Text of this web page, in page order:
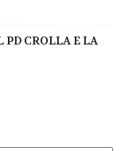
PD CROLLA E LA